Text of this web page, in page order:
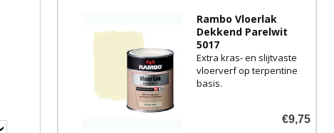
Rambo Vloerlak
Dekkend Parelwit
5017
Extra kras- en slijtvaste
vloerverf op terpentine
basis.
trappen, vloeren en€9,75